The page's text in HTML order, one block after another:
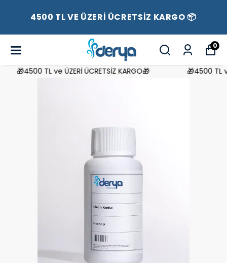
4500 TL VE ÜZERİ ÜCRETSİZ KARGO 📦
0
🎁4500 TL ve ÜZERİ ÜCRETSİZ KARGO🎁 🎁4500 TL ve